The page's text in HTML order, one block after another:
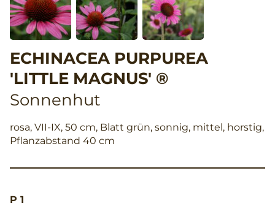
ECHINACEA PURPUREA
'LITTLE MAGNUS' ®
Sonnenhut
rosa, VII-IX, 50 cm, Blatt grün, sonnig, mittel, horstig,
Pflanzabstand 40 cm
P 1